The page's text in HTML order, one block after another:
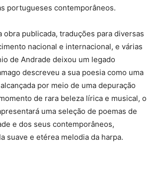
portugueses contemporâneos.
obra publicada, traduções para diversas
nacional e internacional, e várias
de Andrade deixou um legado
descreveu a sua poesia como uma
por meio de uma depuração
de rara beleza lírica e musical, o
uma seleção de poemas de
e dos seus contemporâneos,
suave e etérea melodia da harpa.